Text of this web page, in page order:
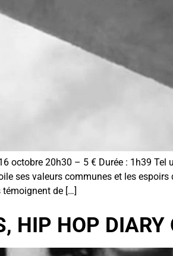
octobre 20h30 – 5 € Durée : 1h39
ses valeurs communes et les
de […]
HIP HOP